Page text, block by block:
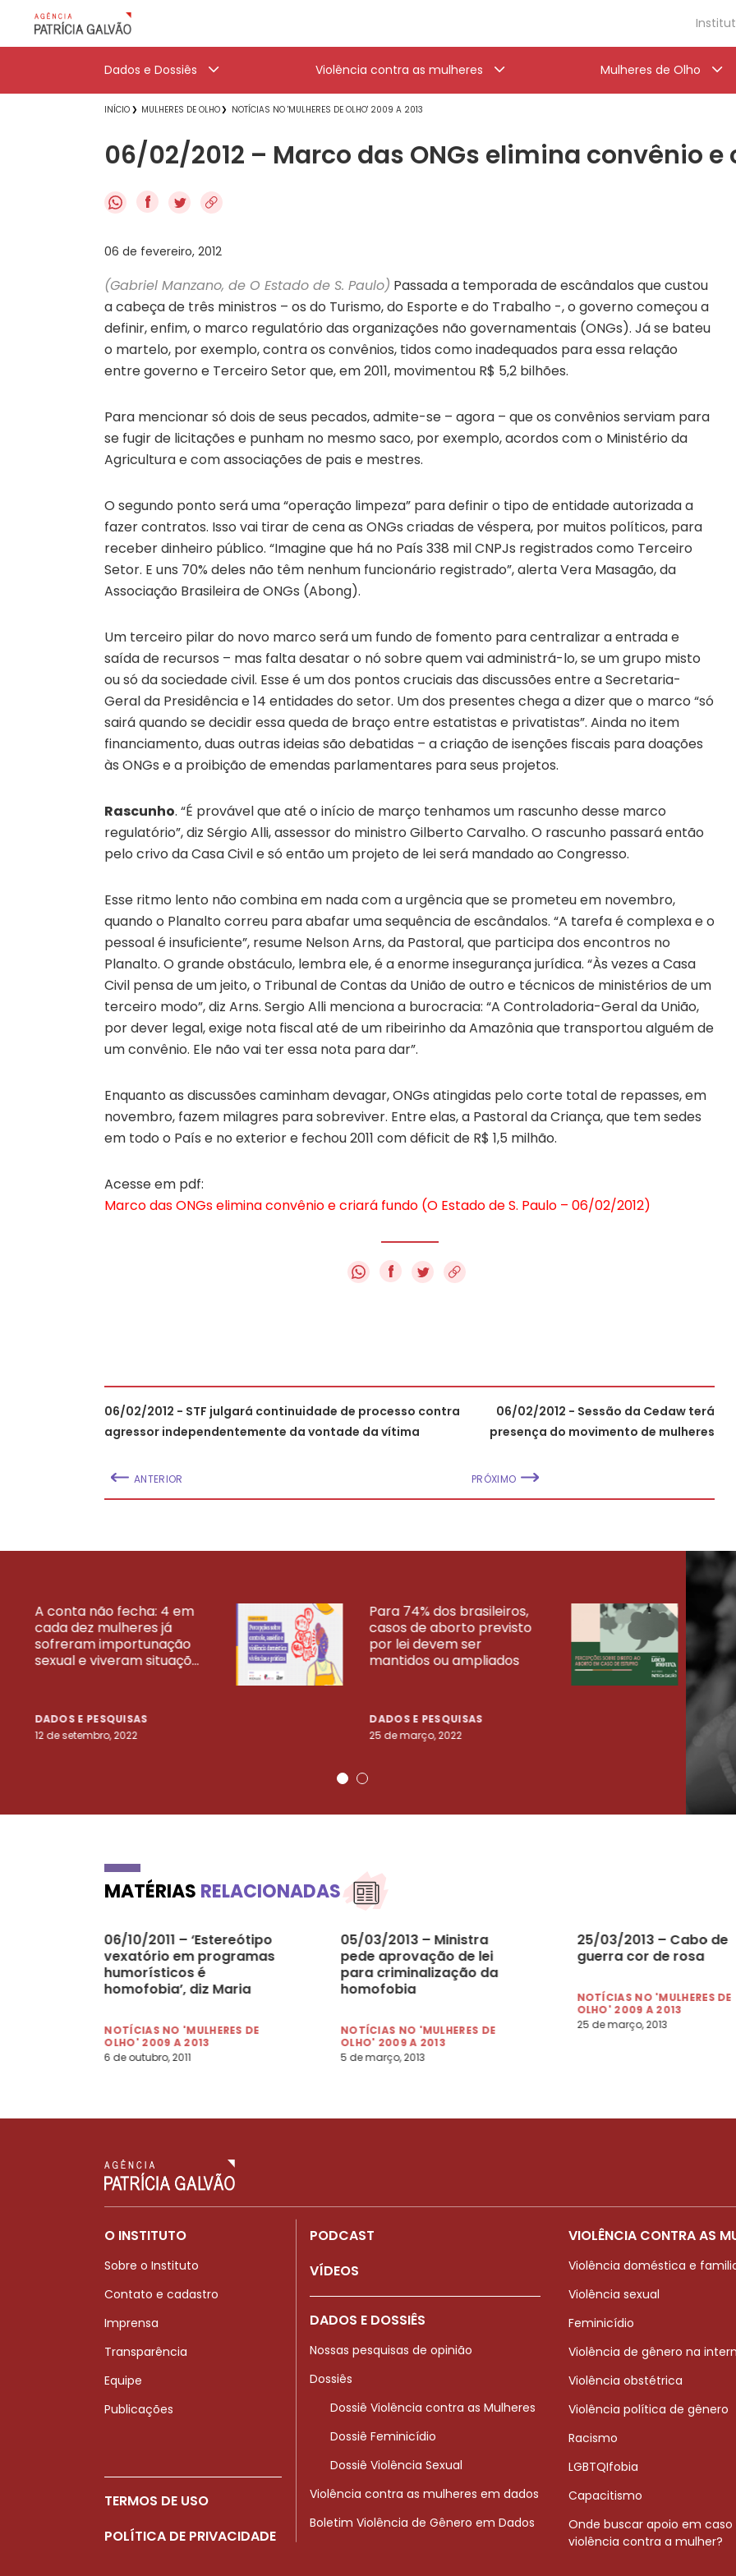
Dados e Dossiês Violência contra as mulheres Mulheres de Olho
INÍCIO MULHERES DE OLHO NOTÍCIAS NO 'MULHERES DE OLHO' 2009 A 2013
06/02/2012 – Marco das ONGs elimina convênio
f
06 de fevereiro, 2012
(Gabriel Manzano, de O Estado de S. Paulo) Passada a temporada de escândalos que custou
a cabeça de três ministros – os do Turismo, do Esporte e do Trabalho -, o governo começou a
definir, enfim, o marco regulatório das organizações não governamentais (ONGs). Já se bateu
o martelo, por exemplo, contra os convênios, tidos como inadequados para essa relação
entre governo e Terceiro Setor que, em 2011, movimentou R$ 5,2 bilhões.
Para mencionar só dois de seus pecados, admite-se – agora – que os convênios serviam para
se fugir de licitações e punham no mesmo saco, por exemplo, acordos com o Ministério da
Agricultura e com associações de pais e mestres.
O segundo ponto será uma “operação limpeza” para definir o tipo de entidade autorizada a
fazer contratos. Isso vai tirar de cena as ONGs criadas de véspera, por muitos políticos, para
receber dinheiro público. “Imagine que há no País 338 mil CNPJs registrados como Terceiro
Setor. E uns 70% deles não têm nenhum funcionário registrado”, alerta Vera Masagão, da
Associação Brasileira de ONGs (Abong).
Um terceiro pilar do novo marco será um fundo de fomento para centralizar a entrada e
saída de recursos – mas falta desatar o nó sobre quem vai administrá-lo, se um grupo misto
ou só da sociedade civil. Esse é um dos pontos cruciais das discussões entre a Secretaria-
Geral da Presidência e 14 entidades do setor. Um dos presentes chega a dizer que o marco “só
sairá quando se decidir essa queda de braço entre estatistas e privatistas”. Ainda no item
financiamento, duas outras ideias são debatidas – a criação de isenções fiscais para doações
às ONGs e a proibição de emendas parlamentares para seus projetos.
Rascunho. “É provável que até o início de março tenhamos um rascunho desse marco
regulatório”, diz Sérgio Alli, assessor do ministro Gilberto Carvalho. O rascunho passará então
pelo crivo da Casa Civil e só então um projeto de lei será mandado ao Congresso.
Esse ritmo lento não combina em nada com a urgência que se prometeu em novembro,
quando o Planalto correu para abafar uma sequência de escândalos. “A tarefa é complexa e o
pessoal é insuficiente”, resume Nelson Arns, da Pastoral, que participa dos encontros no
Planalto. O grande obstáculo, lembra ele, é a enorme insegurança jurídica. “Às vezes a Casa
Civil pensa de um jeito, o Tribunal de Contas da União de outro e técnicos de ministérios de um
terceiro modo”, diz Arns. Sergio Alli menciona a burocracia: “A Controladoria-Geral da União,
por dever legal, exige nota fiscal até de um ribeirinho da Amazônia que transportou alguém de
um convênio. Ele não vai ter essa nota para dar”.
Enquanto as discussões caminham devagar, ONGs atingidas pelo corte total de repasses, em
novembro, fazem milagres para sobreviver. Entre elas, a Pastoral da Criança, que tem sedes
em todo o País e no exterior e fechou 2011 com déficit de R$ 1,5 milhão.
Acesse em pdf:
Marco das ONGs elimina convênio e criará fundo (O Estado de S. Paulo – 06/02/2012)
f
06/02/2012 - STF julgará continuidade de processo contra
agressor independentemente da vontade da vítima
ANTERIOR
06/02/2012 - Sessão da Cedaw terá
presença do movimento de mulheres
PRÓXIMO
A conta não fecha: 4 em
cada dez mulheres já
sofreram importunação
sexual e viveram situaçõ...
DADOS E PESQUISAS
12 de setembro, 2022
Para 74% dos brasileiros,
casos de aborto previsto
por lei devem ser
mantidos ou ampliados
DADOS E PESQUISAS
25 de março, 2022
23
VEJA MAIS PESQUISAS
MATÉRIAS RELACIONADAS
06/10/2011 – ‘Estereótipo
vexatório em programas
humorísticos é
homofobia’, diz Maria
NOTÍCIAS NO 'MULHERES DE
OLHO' 2009 A 2013
6 de outubro, 2011
05/03/2013 – Ministra
pede aprovação de lei
para criminalização da
homofobia
NOTÍCIAS NO 'MULHERES DE
OLHO' 2009 A 2013
5 de março, 2013
25/03/2013 – Cabo de
guerra cor de rosa
NOTÍCIAS NO 'MULHERES DE
OLHO' 2009 A 2013
25 de março, 2013
O INSTITUTO
Sobre o Instituto
Contato e cadastro
Imprensa
Transparência
Equipe
Publicações
TERMOS DE USO
POLÍTICA DE PRIVACIDADE
PODCAST
VÍDEOS
DADOS E DOSSIÊS
Nossas pesquisas de opinião
Dossiês
Dossiê Violência contra as Mulheres
Dossiê Feminicídio
Dossiê Violência Sexual
Violência contra as mulheres em dados
Boletim Violência de Gênero em Dados
VIOLÊNCIA CONTRA AS
Violência doméstica e
Violência sexual
Feminicídio
Violência de gênero na
Violência obstétrica
Violência política de gênero
Racismo
LGBTQIfobia
Capacitismo
Onde buscar apoio em caso
violência contra a mulher?